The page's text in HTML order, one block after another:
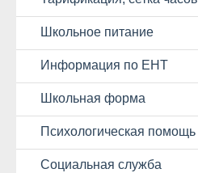
Школьное питание
Информация по ЕНТ
Школьная форма
Психологическая помощь
Социальная служба